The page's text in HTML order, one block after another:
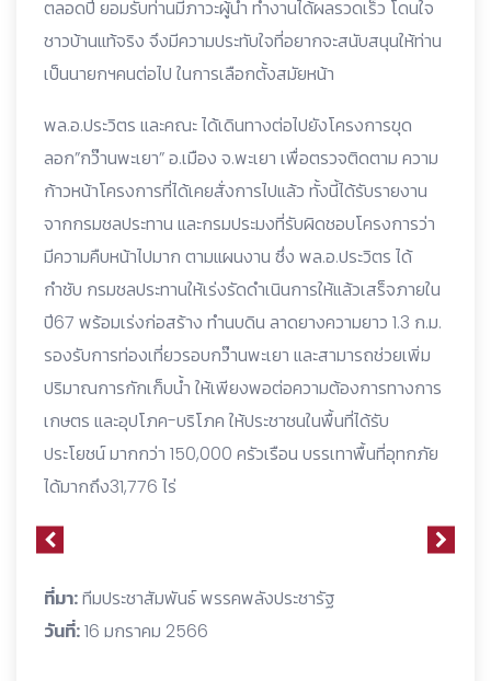
ตลอดปี ยอมรับท่านมีภาวะผู้นำ ทำงานได้ผลรวดเร็ว โดนใจ
ชาวบ้านแท้จริง จึงมีความประทับใจที่อยากจะสนับสนุนให้ท่าน
เป็นนายกฯคนต่อไป ในการเลือกตั้งสมัยหน้า
พล.อ.ประวิตร และคณะ ได้เดินทางต่อไปยังโครงการขุด
ลอก”กว๊านพะเยา” อ.เมือง จ.พะเยา เพื่อตรวจติดตาม ความ
ก้าวหน้าโครงการที่ได้เคยสั่งการไปแล้ว ทั้งนี้ได้รับรายงาน
จากกรมชลประทาน และกรมประมงที่รับผิดชอบโครงการว่า
มีความคืบหน้าไปมาก ตามแผนงาน ซึ่ง พล.อ.ประวิตร ได้
กำชับ กรมชลประทานให้เร่งรัดดำเนินการให้แล้วเสร็จภายใน
ปี67 พร้อมเร่งก่อสร้าง ทำนบดิน ลาดยางความยาว 1.3 ก.ม.
รองรับการท่องเที่ยวรอบกว๊านพะเยา และสามารถช่วยเพิ่ม
ปริมาณการกักเก็บน้ำ ให้เพียงพอต่อความต้องการทางการ
เกษตร และอุปโภค-บริโภค ให้ประชาชนในพื้นที่ได้รับ
ประโยชน์ มากกว่า 150,000 ครัวเรือน บรรเทาพื้นที่อุทกภัย
ได้มากถึง31,776 ไร่
ที่มา:ทีมประชาสัมพันธ์ พรรคพลังประชารัฐ
วันที่:16 มกราคม 2566